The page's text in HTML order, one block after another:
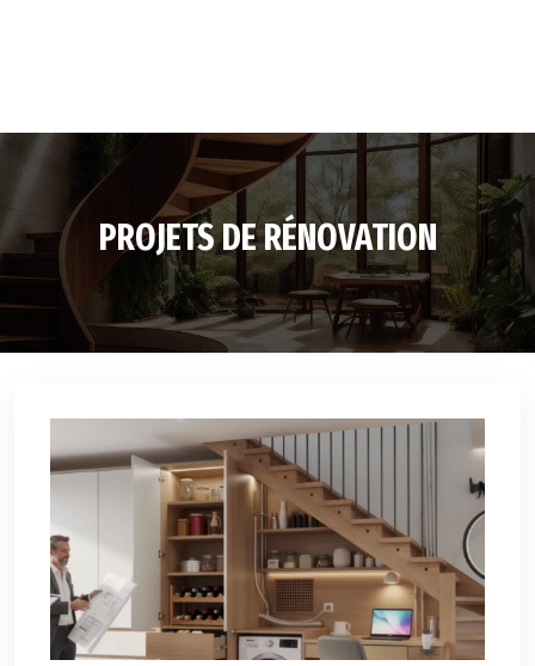
PROJETS DE RÉNOVATION